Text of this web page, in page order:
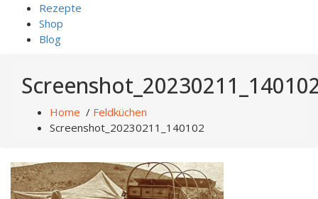
Rezepte
Shop
Blog
Home / Feldküchen
Screenshot_20230211_140102